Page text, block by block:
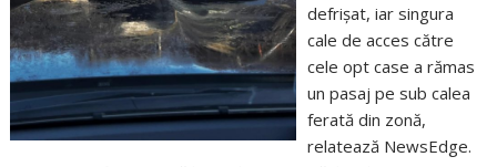
defrişat, iar singura
cale de acces către
cele opt case a rămas
un pasaj pe sub calea
ferată din zonă,
relatează NewsEdge.